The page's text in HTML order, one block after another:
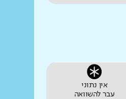
אין נתוני
עבר להשוואה